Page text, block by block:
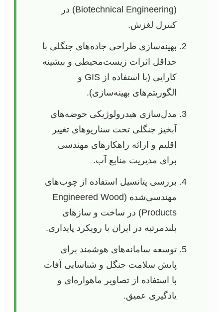
(Biotechnical Engineering) در
کنترل لغزش.
بهینه‌سازی طراحی جاده‌های جنگلی با
حداقل اثرات زیست‌محیطی و بیشینه
کارایی (با استفاده از GIS و
الگوریتم‌های بهینه‌سازی).
مدل‌سازی هیدرولوژیکی حوضه‌های
آبخیز جنگلی تحت سناریوهای تغییر
اقلیم و ارائه راهکارهای مهندسی
برای مدیریت منابع آب.
بررسی پتانسیل استفاده از چوب‌های
مهندسی‌شده (Engineered Wood
Products) در ساخت و سازهای
بلندمرتبه در ایران با رویکرد پایداری.
توسعه سامانه‌های هوشمند برای
پایش سلامت جنگل و شناسایی آفات
با استفاده از تصاویر ماهواره‌ای و
یادگیری عمیق.